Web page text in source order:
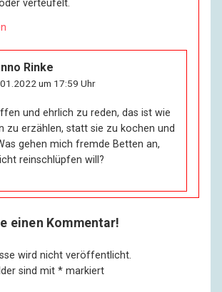
verteufelt.
Rinke
um 17:59 Uhr
und ehrlich zu reden, das ist wie
zu erzählen, statt sie zu kochen und
gehen mich fremde Betten an,
reinschlüpfen will?
einen Kommentar!
wird nicht veröffentlicht.
sind mit * markiert